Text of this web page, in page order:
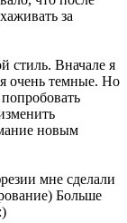
за
стиль. Вначале я
очень темные. Но
новым
мне сделали
Больше